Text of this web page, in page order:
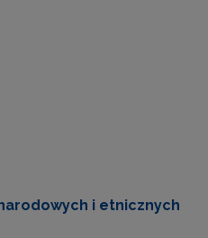
i etnicznych